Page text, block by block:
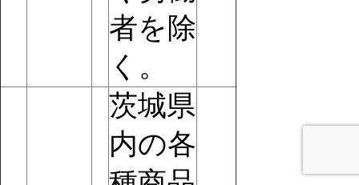
者を除
く。
茨城県
内の各